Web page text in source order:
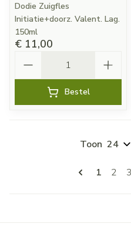
Dodie Zuigfles
Initiatie+doorz. Valent. Lag.
150ml
€ 11,00
Bestel
U lees
1 Pagina
2 3
Toon